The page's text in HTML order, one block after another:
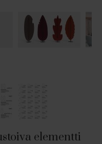
elementti